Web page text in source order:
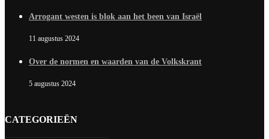
Arrogant westen is blok aan het been van Israël
11 augustus 2024
Over de normen en waarden van de Volkskrant
5 augustus 2024
CATEGORIEËN